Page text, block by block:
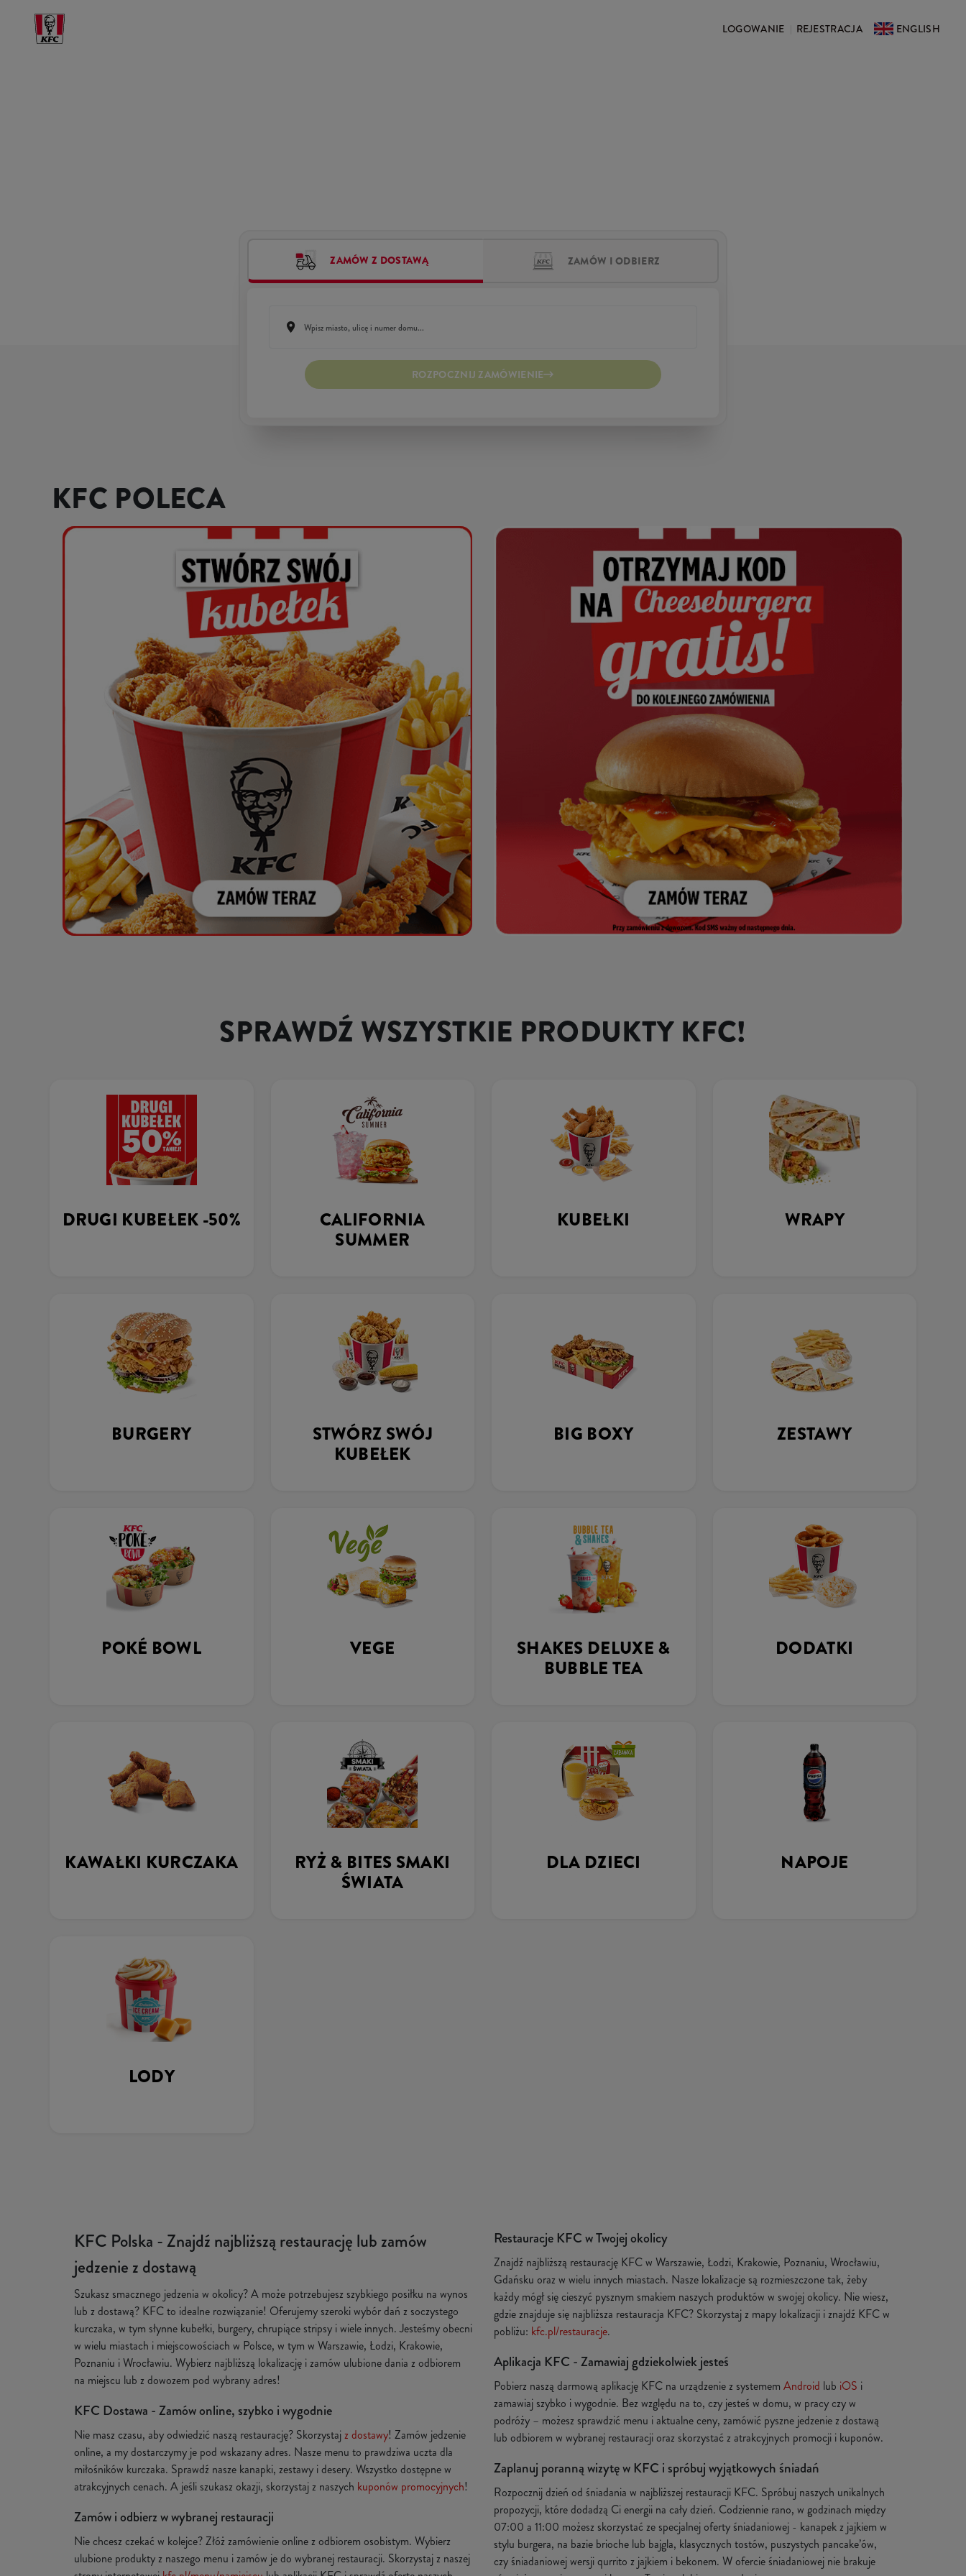
LOGOWANIE REJESTRACJA ENGLISH
ZAMÓW Z DOSTAWĄ ZAMÓW I ODBIERZ
ROZPOCZNIJ ZAMÓWIENIE
KFC POLECA
SPRAWDŹ WSZYSTKIE PRODUKTY KFC!
DRUGI KUBEŁEK -50%
CALIFORNIA
SUMMER
KUBEŁKI WRAPY
BURGERY
STWÓRZ SWÓJ
KUBEŁEK
BIG BOXY ZESTAWY
POKÉ BOWL VEGE
SHAKES DELUXE &
BUBBLE TEA
DODATKI
KAWAŁKI KURCZAKA
RYŻ & BITES SMAKI
ŚWIATA
DLA DZIECI NAPOJE
LODY
KFC Polska - Znajdź najbliższą restaurację lub zamów
jedzenie z dostawą
Szukasz smacznego jedzenia w okolicy? A może potrzebujesz szybkiego posiłku na wynos
lub z dostawą? KFC to idealne rozwiązanie! Oferujemy szeroki wybór dań z soczystego
kurczaka, w tym słynne kubełki, burgery, chrupiące stripsy i wiele innych. Jesteśmy obecni
w wielu miastach i miejscowościach w Polsce, w tym w Warszawie, Łodzi, Krakowie,
Poznaniu i Wrocławiu. Wybierz najbliższą lokalizację i zamów ulubione dania z odbiorem
na miejscu lub z dowozem pod wybrany adres!
KFC Dostawa - Zamów online, szybko i wygodnie
Nie masz czasu, aby odwiedzić naszą restaurację? Skorzystajz dostawy! Zamów jedzenie
online, a my dostarczymy je pod wskazany adres. Nasze menu to prawdziwa uczta dla
miłośników kurczaka. Sprawdź nasze kanapki, zestawy i desery. Wszystko dostępne w
atrakcyjnych cenach. A jeśli szukasz okazji, skorzystaj z naszych kuponów promocyjnych!
Zamów i odbierz w wybranej restauracji
Nie chcesz czekać w kolejce? Złóż zamówienie online z odbiorem osobistym. Wybierz
ulubione produkty z naszego menu i zamów je do wybranej restauracji. Skorzystaj z naszej
Restauracje KFC w Twojej okolicy
Znajdź najbliższą restaurację KFC w Warszawie, Łodzi, Krakowie, Poznaniu, Wrocławiu,
Gdańsku oraz w wielu innych miastach. Nasze lokalizacje są rozmieszczone tak, żeby
każdy mógł się cieszyć pysznym smakiem naszych produktów w swojej okolicy. Nie wiesz,
gdzie znajduje się najbliższa restauracja KFC? Skorzystaj z mapy lokalizacji i znajdź KFC w
pobliżu: kfc.pl/restauracje.
Aplikacja KFC - Zamawiaj gdziekolwiek jesteś
Pobierz naszą darmową aplikację KFC na urządzenie z systemem Android lub iOS i
zamawiaj szybko i wygodnie. Bez względu na to, czy jesteś w domu, w pracy czy w
podróży – możesz sprawdzić menu i aktualne ceny, zamówić pyszne jedzenie z dostawą
lub odbiorem w wybranej restauracji oraz skorzystać z atrakcyjnych promocji i kuponów.
Zaplanuj poranną wizytę w KFC i spróbuj wyjątkowych śniadań
Rozpocznij dzień od śniadania w najbliższej restauracji KFC. Spróbuj naszych unikalnych
propozycji, które dodadzą Ci energii na cały dzień. Codziennie rano, w godzinach między
07:00 a 11:00 możesz skorzystać ze specjalnej oferty śniadaniowej - kanapek z jajkiem w
stylu burgera, na bazie brioche lub bajgla, klasycznych tostów, puszystych pancake’ów,
czy śniadaniowej wersji qurrito z jajkiem i bekonem. W ofercie śniadaniowej nie brakuje